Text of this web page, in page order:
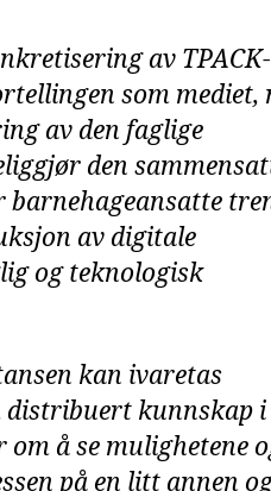
av TPACK-
som mediet,
av den faglige
den
barnehageansatte
av digitale
og teknologisk
kan ivaretas
distribuert kunnskap i
om å se mulighetene
på en litt annen